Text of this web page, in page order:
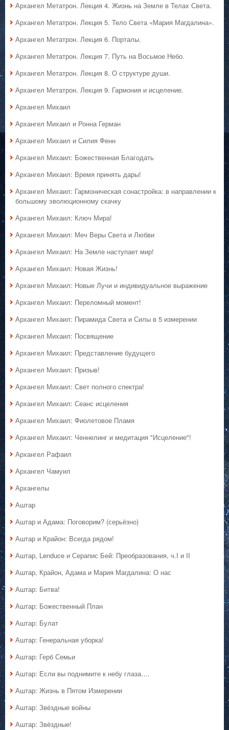
Архангел Метатрон. Лекция 4. Жизнь на Земле в Телах Света.
Архангел Метатрон. Лекция 5. Тело Света «Мария Магдалина».
Архангел Метатрон. Лекция 6. Порталы.
Архангел Метатрон. Лекция 7. Путь на Восьмое Небо.
Архангел Метатрон. Лекция 8. О структуре души.
Архангел Метатрон. Лекция 9. Гармония и исцеление.
Архангел Михаил
Архангел Михаил и Ронна Герман
Архангел Михаил и Силия Фенн
Архангел Михаил: Божественная Благодать
Архангел Михаил: Время принять дары!
Архангел Михаил: Гармоническая сонастройка: в направлении к
большому эволюционному скачку
Архангел Михаил: Ключ Мира!
Архангел Михаил: Меч Веры Света и Любви
Архангел Михаил: На Земле наступает мир!
Архангел Михаил: Новая Жизнь!
Архангел Михаил: Новые Лучи и индивидуальное выражение
Архангел Михаил: Переломный момент!
Архангел Михаил: Пирамида Света и Силы в 5 измерении
Архангел Михаил: Посвящение
Архангел Михаил: Представление будущего
Архангел Михаил: Призыв!
Архангел Михаил: Свет полного спектра!
Архангел Михаил: Сеанс исцеления
Архангел Михаил: Фиолетовое Пламя
Архангел Михаил: Ченнелинг и медитация "Исцеление"!
Архангел Рафаил
Архангел Чамуил
Архангелы
Аштар
Аштар и Адама: Поговорим? (серьёзно)
Аштар и Крайон: Всегда рядом!
Аштар, Lenduce и Серапис Бей: Преобразования, ч.I и II
Аштар, Крайон, Адама и Мария Магдалина: О нас
Аштар: Битва!
Аштар: Божественный План
Аштар: Булат
Аштар: Генеральная уборка!
Аштар: Герб Семьи
Аштар: Если вы поднимите к небу глаза….
Аштар: Жизнь в Пятом Измерении
Аштар: Звёздные войны
Аштар: Звёздные!